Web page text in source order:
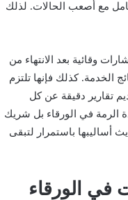
مع أصعب الحالات. لذلك
وقائية بعد الانتهاء من
الخدمة. كذلك فإنها تلتزم
تقارير دقيقة عن كل
في الورقاء بل شريك
أساليبها باستمرار لتبقى
في الورقاء